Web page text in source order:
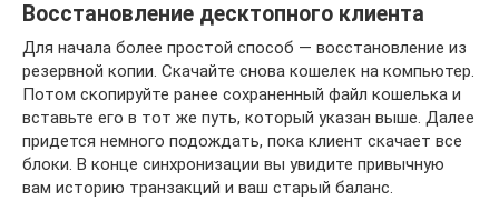
Восстановление десктопного клиента
Для начала более простой способ — восстановление из
резервной копии. Скачайте снова кошелек на компьютер.
Потом скопируйте ранее сохраненный файл кошелька и
вставьте его в тот же путь, который указан выше. Далее
придется немного подождать, пока клиент скачает все
блоки. В конце синхронизации вы увидите привычную
вам историю транзакций и ваш старый баланс.